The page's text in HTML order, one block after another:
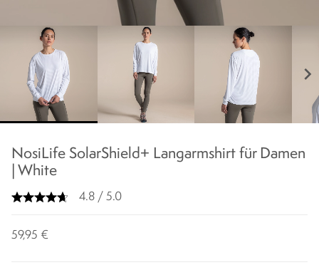
chevron_right
NosiLife SolarShield+ Langarmshirt für Damen
| White
4.8 / 5.0
59,95 €